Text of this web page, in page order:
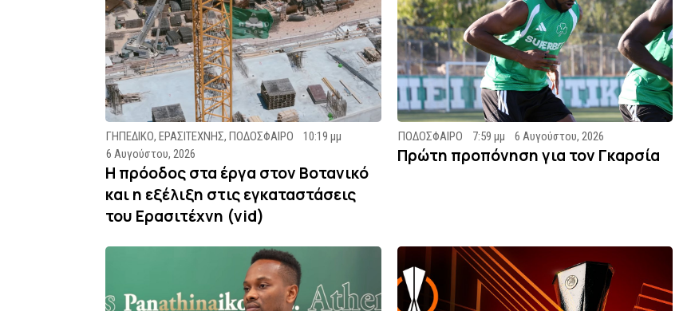
ΓΗΠΕΔΙΚΟ, ΕΡΑΣΙΤΕΧΝΗΣ, ΠΟΔΟΣΦΑΙΡΟ
10:19 μμ
6 Αυγούστου, 2026
Η πρόοδος στα έργα στον Βοτανικό
και η εξέλιξη στις εγκαταστάσεις
του Ερασιτέχνη (vid)
ΠΟΔΟΣΦΑΙΡΟ 7:59 μμ 6 Αυγούστου, 2026
Πρώτη προπόνηση για τον Γκαρσία